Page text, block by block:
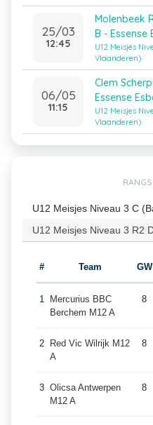
25/03
12:45
Molenbeek
B - Essense
U12 Meisjes
Vlaanderen)
06/05
11:15
Clem
Essense
U12 Meisjes
Vlaanderen)
U12 Meisjes Niveau 3 C
U12 Meisjes Niveau 3 R2
# Team GW
1
Mercurius BBC
Berchem M12 A
8
2
Red Vic Wilrijk M12
A
8
3 Olicsa Antwerpen
M12 A
8